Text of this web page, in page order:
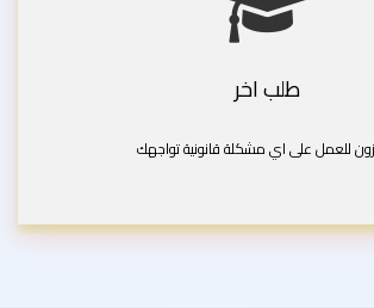
طلب اخر
للعمل على اي مشكلة قانونية تواجهك